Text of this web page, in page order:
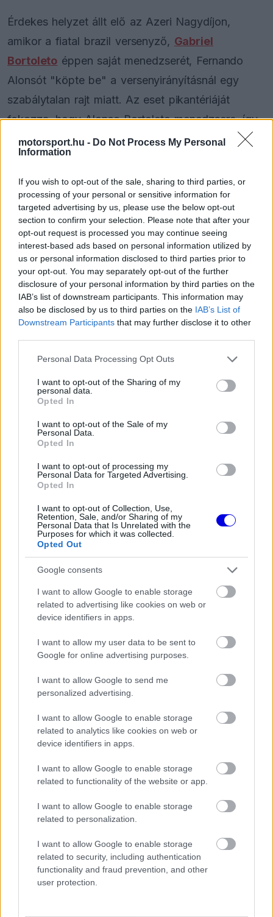
motorsport.hu - Do Not Process My Personal
Information
If you wish to opt-out of the sale, sharing to third parties, or
processing of your personal or sensitive information for
targeted advertising by us, please use the below opt-out
section to confirm your selection. Please note that after your
opt-out request is processed you may continue seeing
interest-based ads based on personal information utilized by
us or personal information disclosed to third parties prior to
your opt-out. You may separately opt-out of the further
disclosure of your personal information by third parties on the
IAB’s list of downstream participants. This information may
also be disclosed by us to third parties on the IAB’s List of
Downstream Participants that may further disclose it to other
Please note that this website/app uses one or more Google
not limited to your visit or usage behaviour. You may click to
grant or deny consent to Google and its third-party tags to
use your data for below specified purposes in below Google
consent section.
Personal Data Processing Opt Outs
I want to opt-out of the Sharing of my
personal data.
Opted In
I want to opt-out of the Sale of my
Personal Data.
Opted In
I want to opt-out of processing my
Personal Data for Targeted Advertising.
Opted In
I want to opt-out of Collection, Use,
Retention, Sale, and/or Sharing of my
Personal Data that Is Unrelated with the
Purposes for which it was collected.
Opted Out
Google consents
I want to allow Google to enable storage
related to advertising like cookies on web or
device identifiers in apps.
I want to allow my user data to be sent to
Google for online advertising purposes.
I want to allow Google to send me
personalized advertising.
I want to allow Google to enable storage
related to analytics like cookies on web or
device identifiers in apps.
I want to allow Google to enable storage
related to functionality of the website or app.
I want to allow Google to enable storage
related to personalization.
I want to allow Google to enable storage
related to security, including authentication
functionality and fraud prevention, and other
user protection.
Érdekes helyzet állt elő az Azeri Nagydíjon,
amikor a fiatal brazil versenyző, Gabriel
Bortoleto éppen saját menedzserét, Fernando
Alonsót "köpte be" a versenyirányításnál egy
szabálytalan rajt miatt. Az eset pikantériáját
fokozza, hogy Alonso Bortoleto menedzsere, így
kulcsszerepet játszott abban is, hogy a brazil
pilóta 2025-re Forma–1-es ülést szerzett.
A rajtincidens során Oscar Piastri és Alonso is a
megengedettnél korábban indult el, a McLaren
versenyzője ráadásul az első körben a 15-ös
kanyarban a falnak is csapódott. Bortoleto
azonban még ezt megelőzően rendkívül óvatosan
próbálta felhívni csapata figyelmét a
szabálytalanságra.
This
modal
window.
The media could not be loaded, either because
is not supported.
"Észrevettetek valami szokatlant a rajtnál? Az
előttem lévő autóknál?" – érdeklődött a brazil,
amikor már kint volt a biztonsági autó. José
finoman további vizsgálódásra kérte: "Rendben.
Nézzétek meg még egyszer alaposabban, kérlek."
EZEKET IS AJÁNLJUK
FORMA-1
hozza meg Lewis Hamilton
feltámadását
FORMA-1
Kellemetlen meglepetés érte a
pilótát
FORMA-1
Óriási fordulat Lewis Hamilton
jövőjével kapcsolatban